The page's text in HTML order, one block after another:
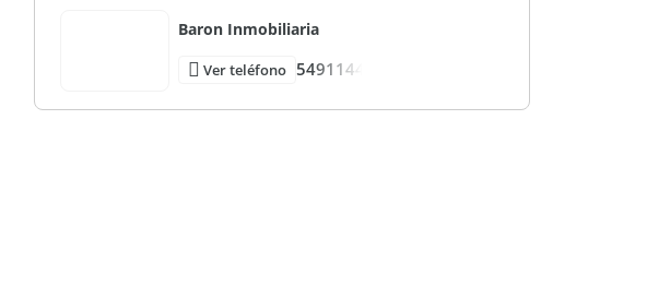
Baron Inmobiliaria
Ver teléfono 5491144